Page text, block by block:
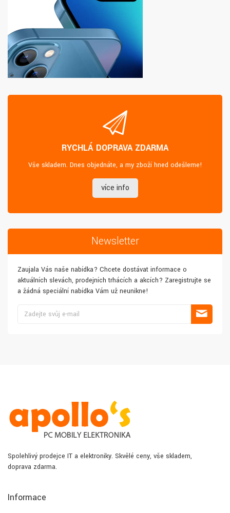
RYCHLÁ DOPRAVA ZDARMA
Vše skladem. Dnes objednáte, a my zboží hned odešleme!
více info
Newsletter
Zaujala Vás naše nabídka? Chcete dostávat informace o
aktuálních slevách, prodejních trhácích a akcích? Zaregistrujte se
a žádná speciální nabídka Vám už neunikne!
Spolehlivý prodejce IT a elektroniky. Skvělé ceny, vše skladem,
doprava zdarma.
Informace